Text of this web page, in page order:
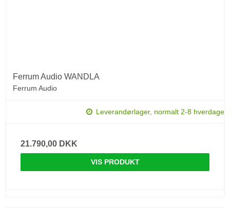
Ferrum Audio WANDLA
Ferrum Audio
Leverandørlager, normalt 2-8 hverdage
21.790,00 DKK
VIS PRODUKT